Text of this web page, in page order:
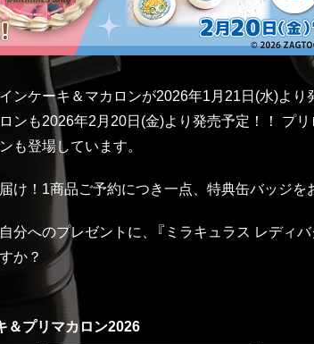
ンケーキ＆マカロンが2026年1月21日(水)より
ンも2026年2月20日(金)より発売予定！！ プ
も登場しています。
！1商品ご予約につき一点、特典缶バッジを
分へのプレゼントに、『ミラキュラス レディ
か？
プリマカロン2026